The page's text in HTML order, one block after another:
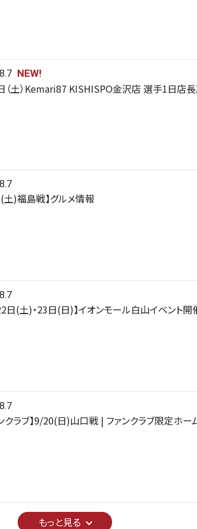
NEW!
（土）Kemari87 KISHISPO金沢店 選手1日店長
土)福島戦】グルメ情報
日(土)・23日(日)】イオンモール白山イベント
ンクラブ】9/20(日)山口戦 | ファンクラブ限定ホ
もっと見る